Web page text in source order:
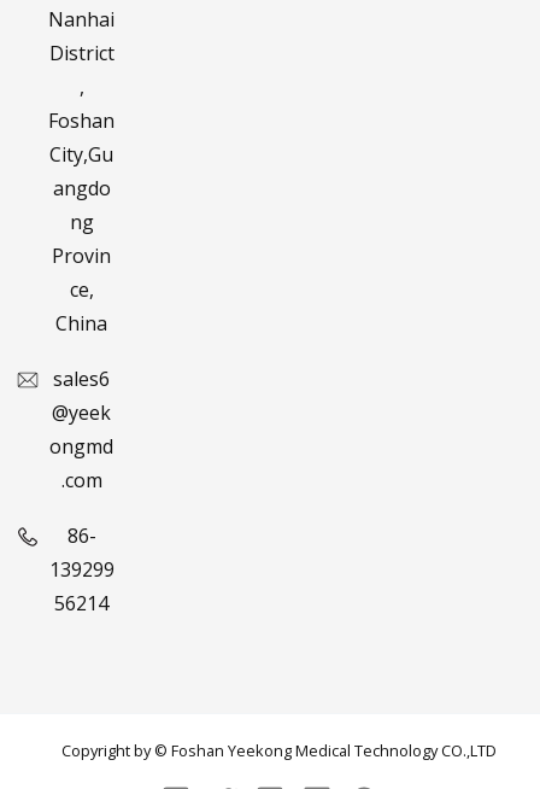
Nanhai
District
,
Foshan
City,Gu
angdo
ng
Provin
ce,
China
sales6
@yeek
ongmd
.com
86-
139299
56214
Copyright by © Foshan Yeekong Medical Technology CO.,LTD